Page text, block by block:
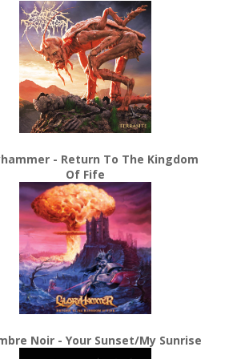
- Return To The Kingdom
Of Fife
Noir - Your Sunset/My Sunrise